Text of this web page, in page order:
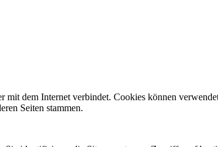
dem Internet verbindet. Cookies können
Seiten stammen.